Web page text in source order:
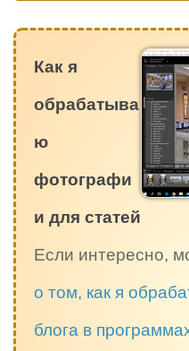
Как я
обрабатыва
ю
фотографи
и для статей
Если интересно,
о том, как я
блога в